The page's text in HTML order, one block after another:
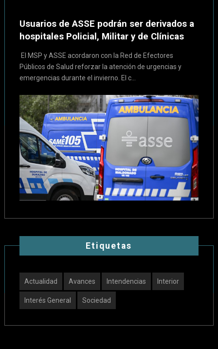
Usuarios de ASSE podrán ser derivados a
hospitales Policial, Militar y de Clínicas
El MSP y ASSE acordaron con la Red de Efectores
Públicos de Salud reforzar la atención de urgencias y
emergencias durante el invierno. El c...
Etiquetas
Actualidad Avances Intendencias Interior
Interés General Sociedad